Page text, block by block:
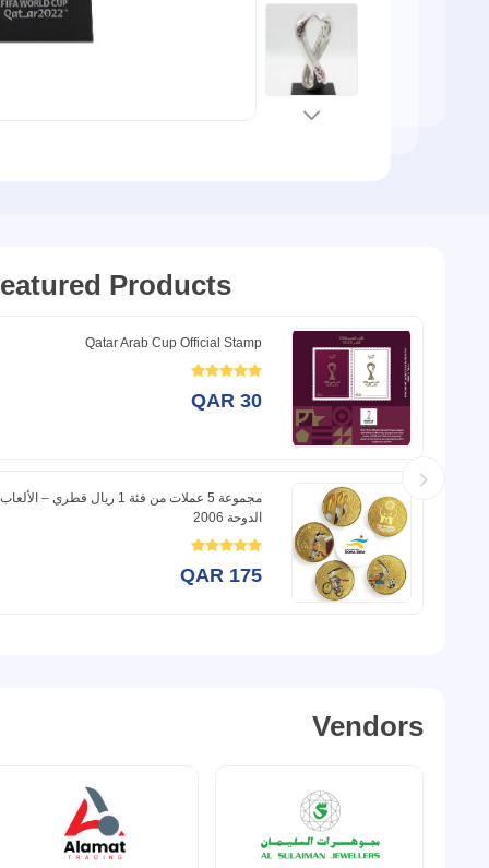
Products
Qatar Arab Cup Official Stamp
QAR 30
مجموعة 5 عملات من فئة 1 ريال
الدوحة 2006
QAR 175
مرور 150 عامًا على تأسيس الاتحاد البريدي العالمي - البطاقة التذكارية
QAR 10
Qatar Arab Cup Official Stamp
Vendors